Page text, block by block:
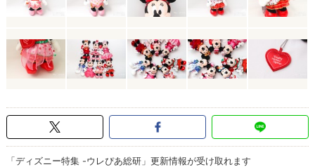
「ディズニー特集 -ウレぴあ総研」更新情報が受け取れます